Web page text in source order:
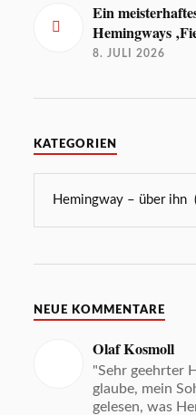
Ein
Hemingways
8. JULI 2026
KATEGORIEN
NEUE KOMMENTARE
Olaf Kosmoll
"Sehr geehrter
glaube, mein
gelesen, was